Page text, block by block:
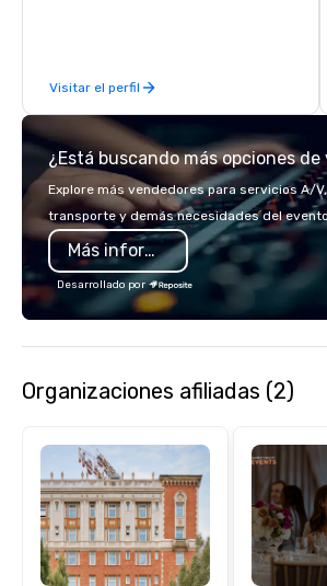
Visitar el perfil
¿Está buscando más opciones
Explore más vendedores para servicios A/
transporte y demás necesidades del
Más información
Desarrollado por
Organizaciones afiliadas (2)